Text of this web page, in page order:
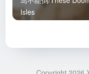
Isles